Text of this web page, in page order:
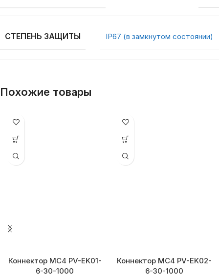
СТЕПЕНЬ ЗАЩИТЫ IP67 (в замкнутом состоянии)
Похожие товары
Коннектор MC4 PV-EK01-
6-30-1000
Коннектор MC4 PV-EK02-
6-30-1000